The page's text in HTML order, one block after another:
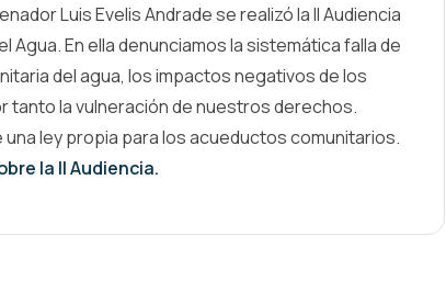
Luis Evelis Andrade se realizó la II Audiencia
Agua. En ella denunciamos la sistemática falla de
del agua, los impactos negativos de los
tanto la vulneración de nuestros derechos.
ley propia para los acueductos comunitarios.
la II Audiencia.